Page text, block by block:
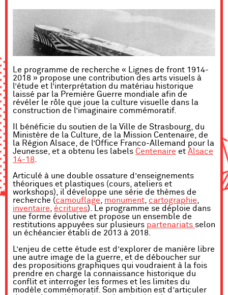
Le programme de recherche « Lignes de front 1914-
2018 » propose une contribution des arts visuels à
l’étude et l’interprétation du matériau historique
laissé par la Première Guerre mondiale afin de
révéler le rôle que joue la culture visuelle dans la
construction de l’imaginaire commémoratif.
Il bénéficie du soutien de la Ville de Strasbourg, du
Ministère de la Culture, de la Mission Centenaire, de
la Région Alsace, de l’Office Franco-Allemand pour la
Jeunesse, et a obtenu les labels Centenaire et Alsace
14-18
Articulé à une double ossature d’enseignements
théoriques et plastiques (cours, ateliers et
workshops), il développe une série de thèmes de
recherche (camouflage monument cartographie
inventaire
écritures). Le programme se déploie dans
une forme évolutive et propose un ensemble de
restitutions appuyées sur plusieurs partenariats selon
un échéancier établi de 2013 à 2018.
L’enjeu de cette étude est d’explorer de manière libre
une autre image de la guerre, et de déboucher sur
des propositions graphiques qui voudraient à la fois
prendre en charge la connaissance historique du
conflit et interroger les formes et les limites du
modèle commémoratif. Son ambition est d’articuler